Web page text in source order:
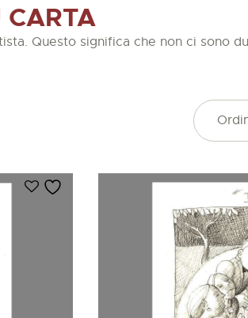
CARTA
Questo significa che non ci sono